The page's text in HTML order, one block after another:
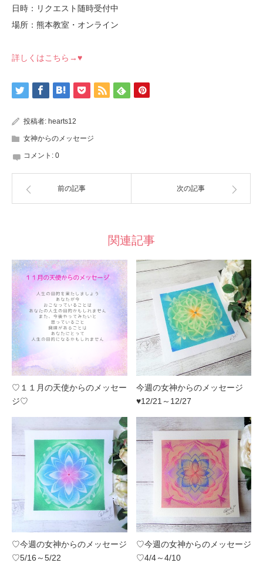
日時：リクエスト随時受付中
場所：熊本教室・オンライン
詳しくはこちら→♥
投稿者: hearts12
女神からのメッセージ
コメント: 0
前の記事 次の記事
関連記事
♡１１月の天使からのメッセー
ジ♡
今週の女神からのメッセージ
♥12/21～12/27
♡今週の女神からのメッセージ
♡5/16～5/22
♡今週の女神からのメッセージ
♡4/4～4/10